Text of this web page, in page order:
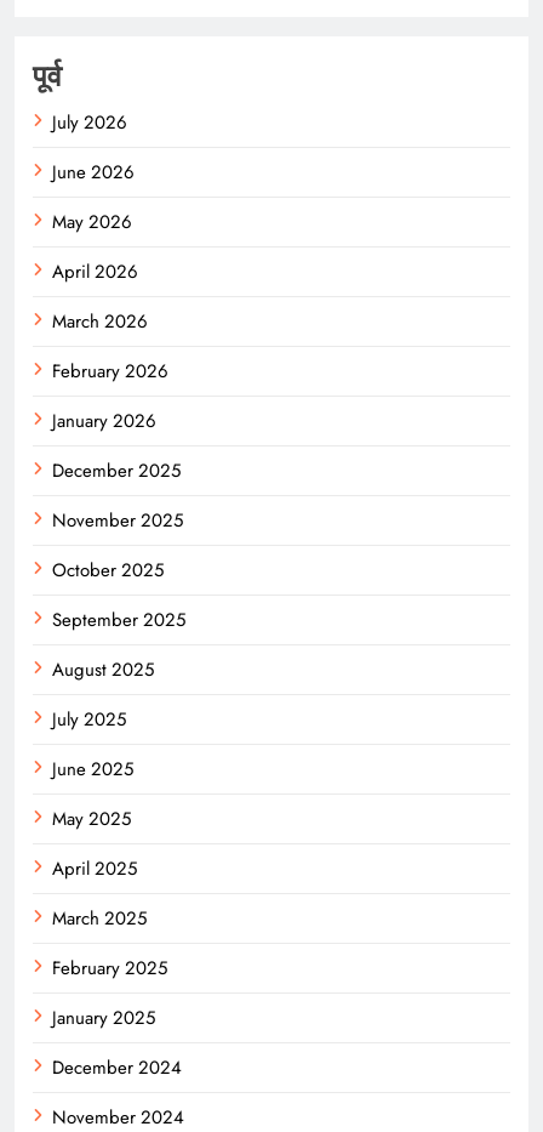
पूर्व
July 2026
June 2026
May 2026
April 2026
March 2026
February 2026
January 2026
December 2025
November 2025
October 2025
September 2025
August 2025
July 2025
June 2025
May 2025
April 2025
March 2025
February 2025
January 2025
December 2024
November 2024